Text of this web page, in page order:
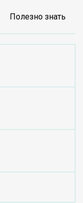
Полезно знать